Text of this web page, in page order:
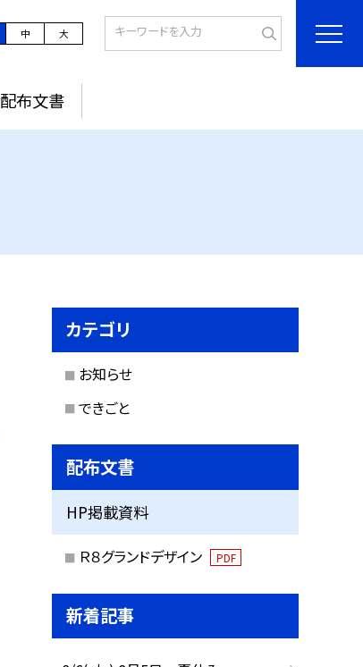
中 大
配布文書
カテゴリ
お知らせ
できごと
配布文書
HP掲載資料
Ｒ８グランドデザイン PDF
新着記事